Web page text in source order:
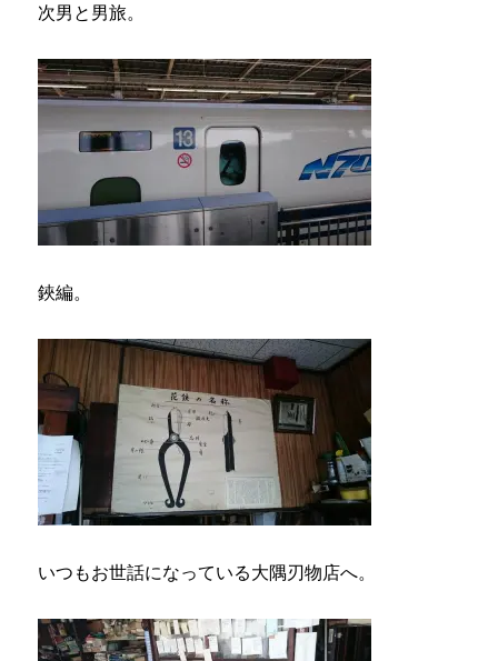
次男と男旅。
鋏編。
いつもお世話になっている大隅刃物店へ。